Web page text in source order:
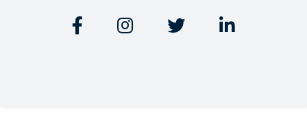
   